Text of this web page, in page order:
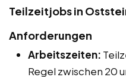
Teilzeitjobs in
Anforderungen
Arbeitszeiten:
Regel zwischen 20